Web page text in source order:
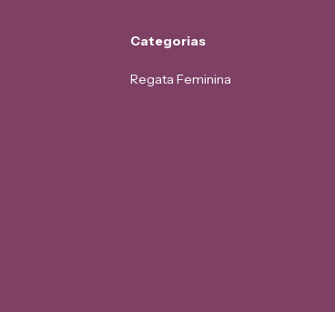
Categorias
Regata Feminina